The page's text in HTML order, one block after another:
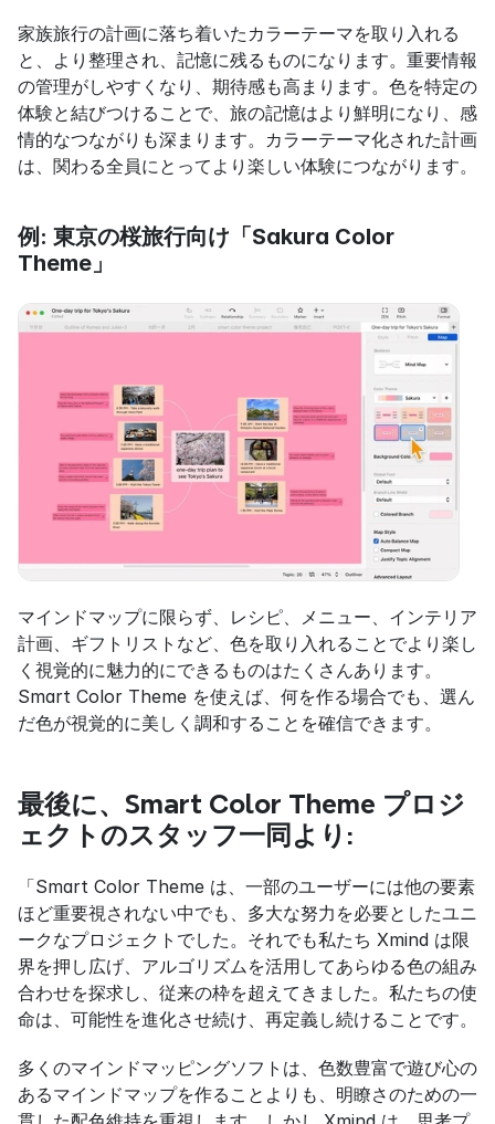
家族旅行の計画に落ち着いたカラーテーマを取り入れる
と、より整理され、記憶に残るものになります。重要情報
の管理がしやすくなり、期待感も高まります。色を特定の
体験と結びつけることで、旅の記憶はより鮮明になり、感
情的なつながりも深まります。カラーテーマ化された計画
は、関わる全員にとってより楽しい体験につながります。
例: 東京の桜旅行向け「Sakura Color
Theme」
マインドマップに限らず、レシピ、メニュー、インテリア
計画、ギフトリストなど、色を取り入れることでより楽し
く視覚的に魅力的にできるものはたくさんあります。
Smart Color Theme を使えば、何を作る場合でも、選ん
だ色が視覚的に美しく調和することを確信できます。
最後に、Smart Color Theme プロジ
ェクトのスタッフ一同より:
「Smart Color Theme は、一部のユーザーには他の要素
ほど重要視されない中でも、多大な努力を必要としたユニ
ークなプロジェクトでした。それでも私たち Xmind は限
界を押し広げ、アルゴリズムを活用してあらゆる色の組み
合わせを探求し、従来の枠を超えてきました。私たちの使
命は、可能性を進化させ続け、再定義し続けることです。
多くのマインドマッピングソフトは、色数豊富で遊び心の
あるマインドマップを作ることよりも、明瞭さのための一